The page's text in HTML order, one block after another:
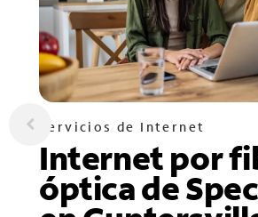
Servicios de Internet
Internet por
óptica de